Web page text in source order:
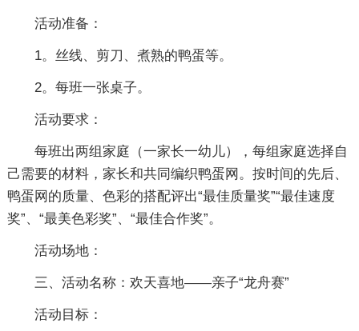
活动准备：
1。丝线、剪刀、煮熟的鸭蛋等。
2。每班一张桌子。
活动要求：
每班出两组家庭（一家长一幼儿），每组家庭选择自
己需要的材料，家长和共同编织鸭蛋网。按时间的先后、
鸭蛋网的质量、色彩的搭配评出“最佳质量奖”“最佳速度
奖”、“最美色彩奖”、“最佳合作奖”。
活动场地：
三、活动名称：欢天喜地――亲子“龙舟赛”
活动目标：